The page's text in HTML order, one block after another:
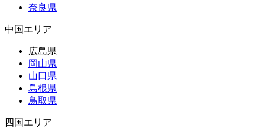
奈良県
中国エリア
広島県
岡山県
山口県
島根県
鳥取県
四国エリア